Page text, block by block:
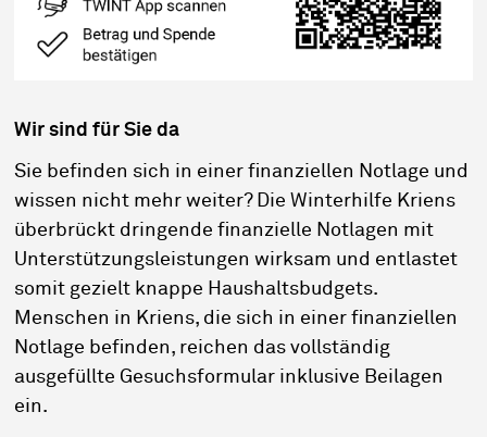
Wir sind für Sie da
Sie befinden sich in einer finanziellen Notlage und
wissen nicht mehr weiter? Die Winterhilfe Kriens
überbrückt dringende finanzielle Notlagen mit
Unterstützungsleistungen wirksam und entlastet
somit gezielt knappe Haushaltsbudgets.
Menschen in Kriens, die sich in einer finanziellen
Notlage befinden, reichen das vollständig
ausgefüllte Gesuchsformular inklusive Beilagen
ein.